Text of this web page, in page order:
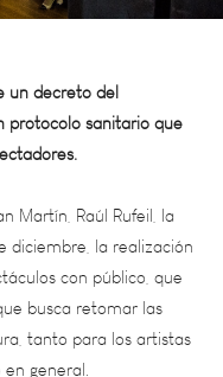
decreto del
sanitario que
Raúl Rufeil, lala realización
con público, que
busca retomar las
tanto para los artistas
general.